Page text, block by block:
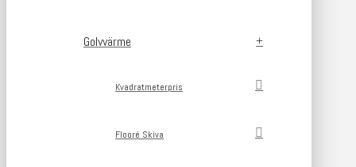
Golvvärme
Kvadratmeterpris
Flooré Skiva